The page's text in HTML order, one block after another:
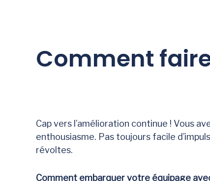
Comment
Cap vers l’amélioration continue ! Vous
enthousiasme. Pas toujours facile
révoltes.
Comment embarquer votre équipage